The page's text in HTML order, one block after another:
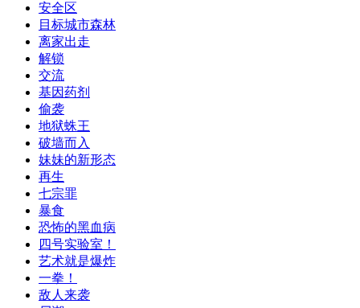
安全区
目标城市森林
离家出走
解锁
交流
基因药剂
偷袭
地狱蛛王
破墙而入
妹妹的新形态
再生
七宗罪
暴食
恐怖的黑血病
四号实验室！
艺术就是爆炸
一拳！
敌人来袭